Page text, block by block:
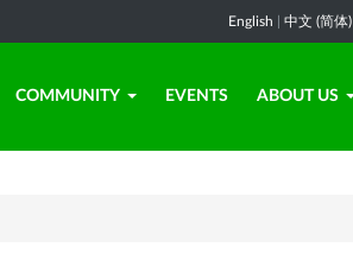
English 中文 (简体)
COMMUNITY EVENTS ABOUT US